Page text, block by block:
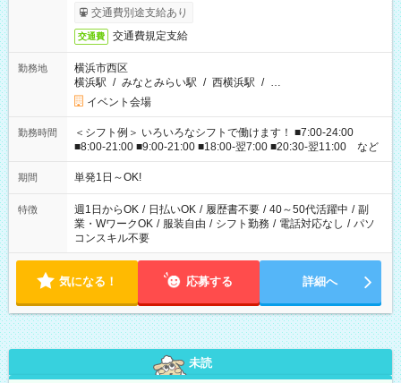
交通費別途支給あり
交通費 交通費規定支給
勤務地
横浜市西区
横浜駅 / みなとみらい駅 / 西横浜駅 / …
イベント会場
勤務時間
＜シフト例＞ いろいろなシフトで働けます！ ■7:00-24:00
■8:00-21:00 ■9:00-21:00 ■18:00-翌7:00 ■20:30-翌11:00 など
期間 単発1日～OK!
特徴 週1日からOK / 日払いOK / 履歴書不要 / 40～50代活躍中 / 副
業・WワークOK / 服装自由 / シフト勤務 / 電話対応なし / パソ
コンスキル不要
気になる！ 応募する 詳細へ
未読